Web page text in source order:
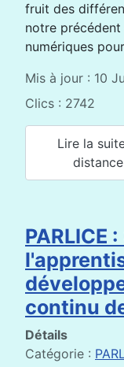
fruit des
notre
numériques
Mis à jour : 10
Clics : 2742
Lire la
PARLICE
continu
Détails
Catégorie :